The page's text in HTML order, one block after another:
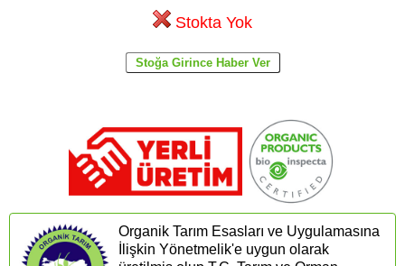
Stokta Yok
Organik Tarım Esasları ve Uygulamasına
İlişkin Yönetmelik'e uygun olarak